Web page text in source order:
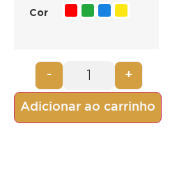
Cor
- +
Adicionar ao carrinho